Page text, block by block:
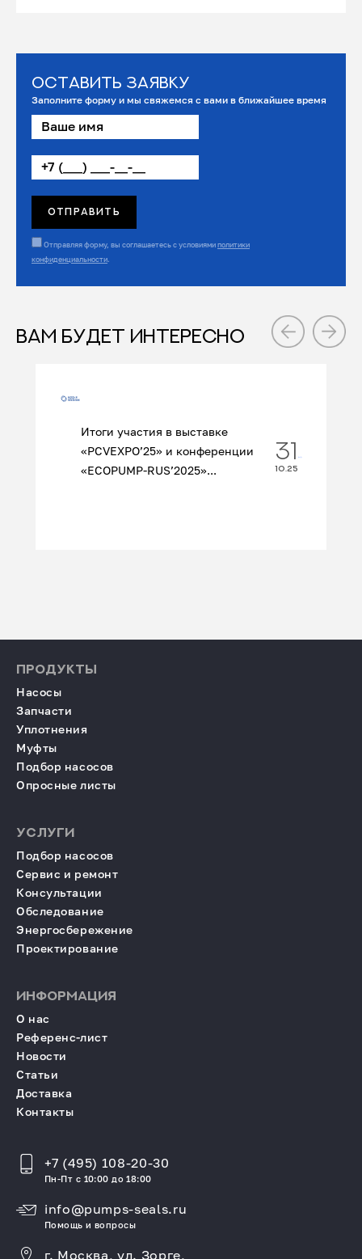
Оставить заявку
Заполните форму и мы свяжемся с вами в ближайшее время
Отправляя форму, вы соглашаетесь с условиямиполитики
конфиденциальности.
ВАМ БУДЕТ ИНТЕРЕСНО
Итоги участия в выставке
«PCVEXPO’25» и конференции
«ECOPUMP‑RUS’2025»...
31
10.25
ПРОДУКТЫ
Насосы
Запчасти
Уплотнения
Муфты
Подбор насосов
Опросные листы
УСЛУГИ
Подбор насосов
Сервис и ремонт
Консультации
Обследование
Энергосбережение
Проектирование
ИНФОРМАЦИЯ
О нас
Референс-лист
Новости
Статьи
Доставка
Контакты
+7 (495) 108-20-30
Пн-Пт с 10:00 до 18:00
info@pumps-seals.ru
Помощь и вопросы
г. Москва, ул. Зорге,